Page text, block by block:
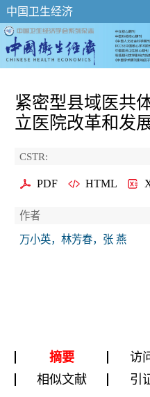
中国卫生经济
紧密型县域医共
立医院改革和发
CSTR:
PDF HTML
作者
万小英，林芳春，张 燕
摘要 访
相似文献
引